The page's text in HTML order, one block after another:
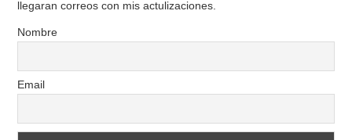
llegaran correos con mis actulizaciones.
Nombre
Email